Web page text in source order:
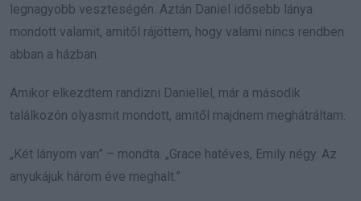
legnagyobb veszteségén. Aztán Daniel idősebb lánya
mondott valamit, amitől rájöttem, hogy valami nincs rendben
abban a házban.
Amikor elkezdtem randizni Daniellel, már a második
találkozón olyasmit mondott, amitől majdnem meghátráltam.
„Két lányom van” – mondta. „Grace hatéves, Emily négy. Az
anyukájuk három éve meghalt.”